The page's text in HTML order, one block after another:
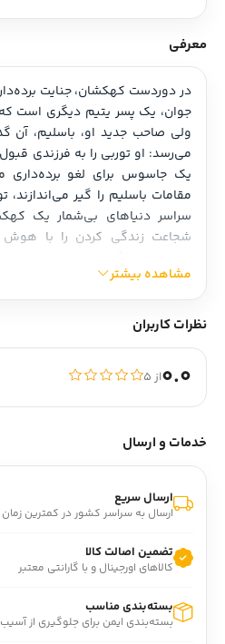
معرفی
همیشه دگرگون خواهد شد…
مشاهده بیشتر
نظرات کاربران
0.0از ۵
خدمات و ارسال
ارسال سریع
ارسال به سراسر کشور در کمترین زمان
تضمین اصالت کالا
کالاهای اورجینال و با گارانتی معتبر
بسته‌بندی مناسب
بسته‌بندی ایمن برای جلوگیری از آسیب